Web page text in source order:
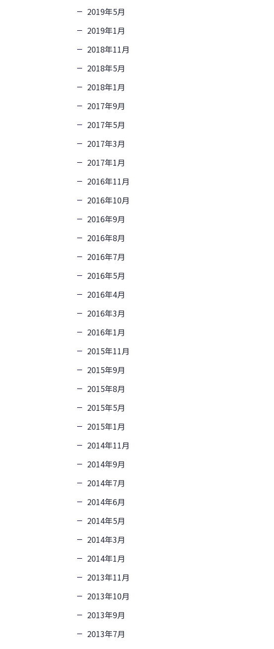
2019年5月
2019年1月
2018年11月
2018年5月
2018年1月
2017年9月
2017年5月
2017年3月
2017年1月
2016年11月
2016年10月
2016年9月
2016年8月
2016年7月
2016年5月
2016年4月
2016年3月
2016年1月
2015年11月
2015年9月
2015年8月
2015年5月
2015年1月
2014年11月
2014年9月
2014年7月
2014年6月
2014年5月
2014年3月
2014年1月
2013年11月
2013年10月
2013年9月
2013年7月